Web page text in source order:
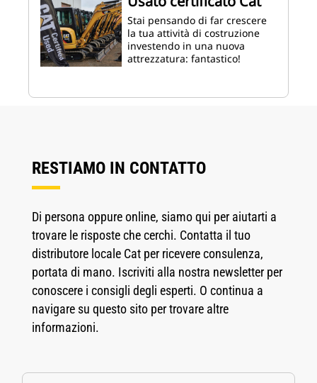
Stai pensando di far crescere
la tua attività di costruzione
investendo in una nuova
attrezzatura: fantastico!
RESTIAMO IN CONTATTO
Di persona oppure online, siamo qui per aiutarti a
trovare le risposte che cerchi. Contatta il tuo
distributore locale Cat per ricevere consulenza,
portata di mano. Iscriviti alla nostra newsletter per
conoscere i consigli degli esperti. O continua a
navigare su questo sito per trovare altre
informazioni.